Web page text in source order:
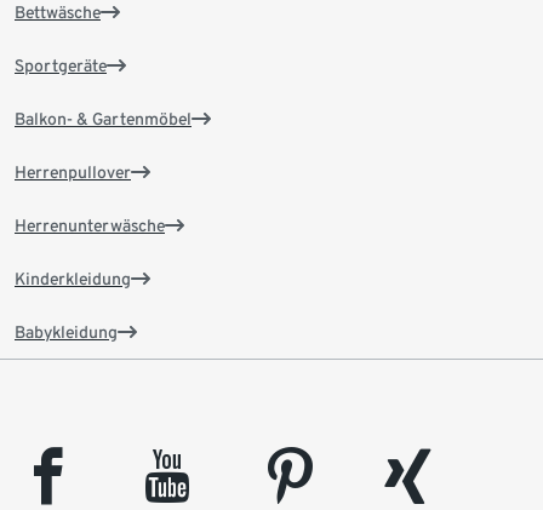
Bettwäsche
Sportgeräte
Balkon- & Gartenmöbel
Herrenpullover
Herrenunterwäsche
Kinderkleidung
Babykleidung
facebook youtube pinterest
xing